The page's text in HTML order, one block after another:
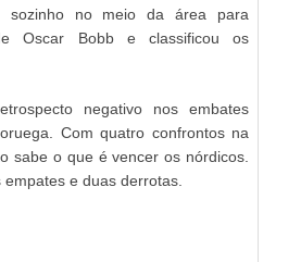
sozinho no meio da área para
Oscar Bobb e classificou os
negativo nos embates
Com quatro confrontos na
sabe o que é vencer os nórdicos.
e duas derrotas.